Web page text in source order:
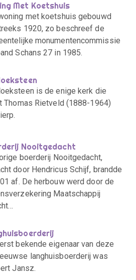
Met Koetshuis
met koetshuis gebouwd
1920, zo beschreef de
monumentencommissie
Schans 27 in 1985.
is de enige kerk die
Thomas Rietveld (1888-1964)
Nooitgedacht
boerderij Nooitgedacht,
door Hendricus Schijf, brandde
af. De herbouw werd door de
Maatschappij
bekende eigenaar van deze
langhuisboerderij was
Jansz.